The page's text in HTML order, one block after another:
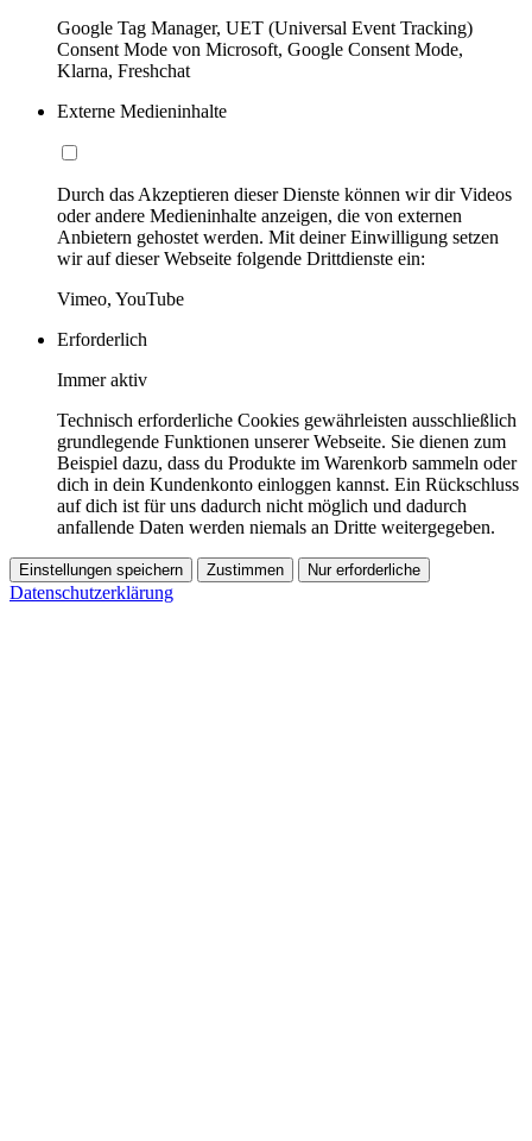
Google Tag Manager, UET (Universal Event Tracking)
Consent Mode von Microsoft, Google Consent Mode,
Klarna, Freshchat
Externe Medieninhalte
Durch das Akzeptieren dieser Dienste können wir dir Videos
oder andere Medieninhalte anzeigen, die von externen
Anbietern gehostet werden. Mit deiner Einwilligung setzen
wir auf dieser Webseite folgende Drittdienste ein:
Vimeo, YouTube
Erforderlich
Immer aktiv
Technisch erforderliche Cookies gewährleisten ausschließlich
grundlegende Funktionen unserer Webseite. Sie dienen zum
Beispiel dazu, dass du Produkte im Warenkorb sammeln oder
dich in dein Kundenkonto einloggen kannst. Ein Rückschluss
auf dich ist für uns dadurch nicht möglich und dadurch
anfallende Daten werden niemals an Dritte weitergegeben.
Einstellungen speichern Zustimmen Nur erforderliche
Datenschutzerklärung